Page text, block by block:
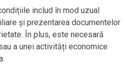
includ în mod uzual
și prezentarea documentelor
În plus, este necesară
a unei activități economice